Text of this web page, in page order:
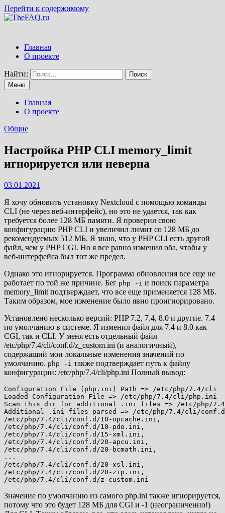
Перейти к содержимому
Главная
О проекте
Найти:
Меню
Главная
О проекте
Общие
Настройка PHP CLI memory_limit
игнорируется или неверна
03.01.2021
Я хочу обновить установку Nextcloud с помощью команды
CLI (не через веб-интерфейс), но это не удается, так как
требуется более 128 МБ памяти. Я проверил свою
конфигурацию PHP CLI и увеличил лимит со 128 МБ до
рекомендуемых 512 МБ. Я знаю, что у PHP CLI есть другой
файл, чем у PHP CGI. Но я все равно изменил оба, чтобы у
веб-интерфейса был тот же предел.
Однако это игнорируется. Программа обновления все еще не
работает по той же причине. Бег php -i и поиск параметра
memory_limit подтверждает, что все еще применяется 128 МБ.
Таким образом, мое изменение было явно проигнорировано.
Установлено несколько версий: PHP 7.2, 7.4, 8.0 и другие. 7.4
по умолчанию в системе. Я изменил файл для 7.4 и 8.0 как
CGI, так и CLI. У меня есть отдельный файл
/etc/php/7.4/cli/conf.d/z_custom.ini (и аналогичный),
содержащий мои локальные изменения значений по
умолчанию. php -i также подтверждает путь к файлу
конфигурации: /etc/php/7.4/cli/php.ini Полный вывод:
Configuration File (php.ini) Path => /etc/php/7.4/cli
Loaded Configuration File => /etc/php/7.4/cli/php.ini
Scan this dir for additional .ini files => /etc/php/
Additional .ini files parsed => /etc/php/7.4/cli/
/etc/php/7.4/cli/conf.d/10-opcache.ini,
/etc/php/7.4/cli/conf.d/10-pdo.ini,
/etc/php/7.4/cli/conf.d/15-xml.ini,
/etc/php/7.4/cli/conf.d/20-apcu.ini,
/etc/php/7.4/cli/conf.d/20-bcmath.ini,
...
/etc/php/7.4/cli/conf.d/20-xsl.ini,
/etc/php/7.4/cli/conf.d/20-zip.ini,
Значение по умолчанию из самого php.ini также игнорируется,
потому что это будет 128 МБ для CGI и -1 (неограниченно!)